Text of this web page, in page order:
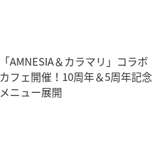
「AMNESIA＆カラマリ」コラボ
カフェ開催！10周年＆5周年記念
メニュー展開